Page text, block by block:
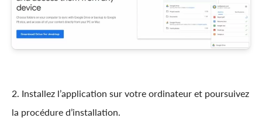
2. Installez l’application sur votre ordinateur et poursuivez
la procédure d’installation.